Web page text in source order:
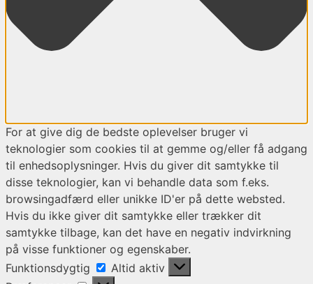
For at give dig de bedste oplevelser bruger vi
teknologier som cookies til at gemme og/eller få adgang
til enhedsoplysninger. Hvis du giver dit samtykke til
disse teknologier, kan vi behandle data som f.eks.
browsingadfærd eller unikke ID'er på dette websted.
Hvis du ikke giver dit samtykke eller trækker dit
samtykke tilbage, kan det have en negativ indvirkning
på visse funktioner og egenskaber.
Funktionsdygtig
Funktionsdygtig
Altid aktiv